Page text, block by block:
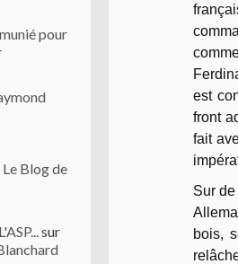
pour
Le Blog de
sur
est
front
fait
Sur
bois,